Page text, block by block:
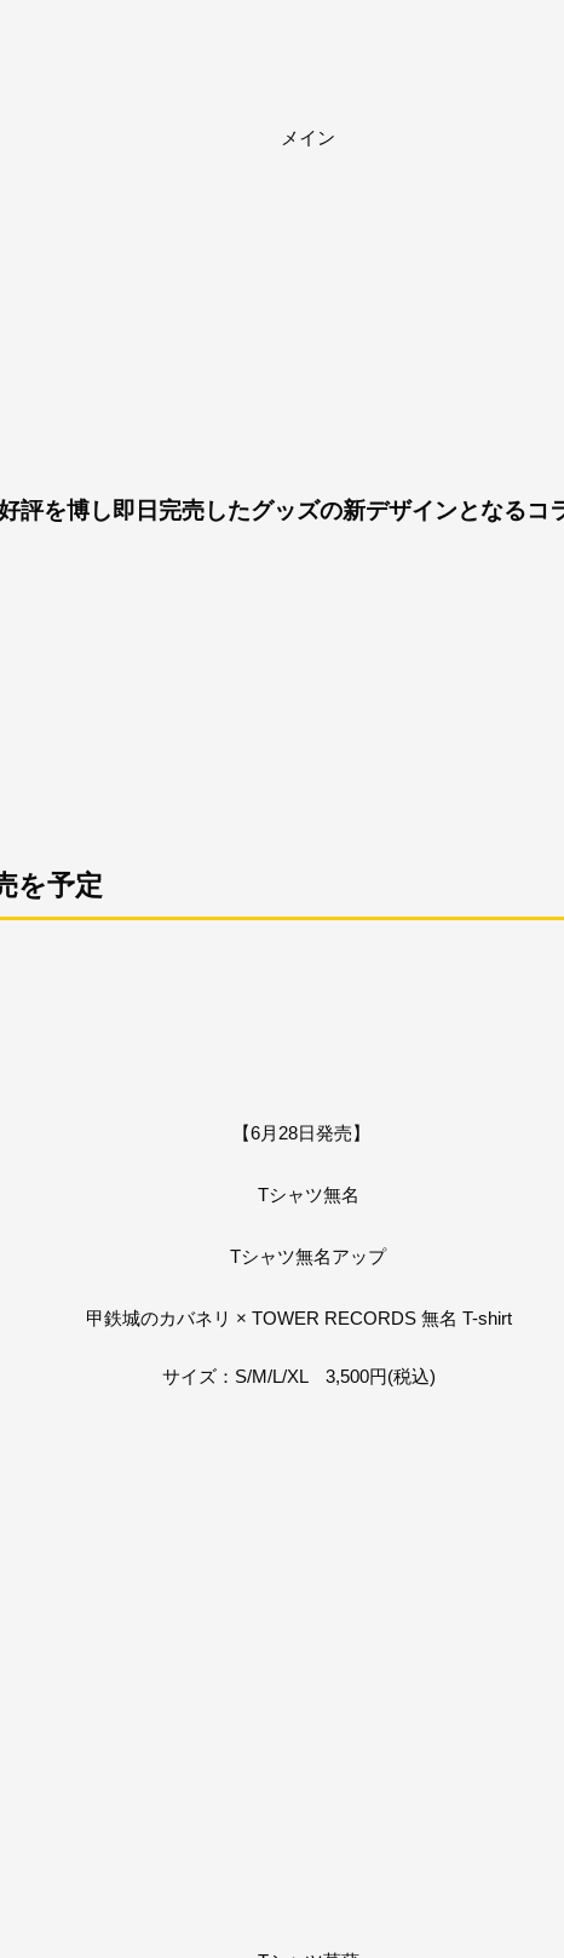
評を博し即日完売したグッズの新デザインとなるコ
を予定
【6月28日発売】
甲鉄城のカバネリ × TOWER RECORDS 無名 T-shirt
サイズ：S/M/L/XL 3,500円(税込)